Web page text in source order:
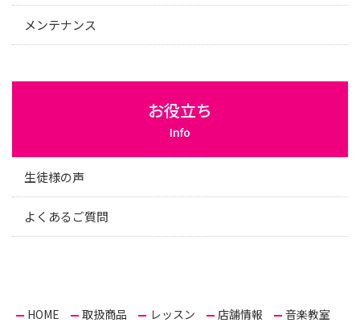
メンテナンス
お役立ち
Info
生徒様の声
よくあるご質問
HOME 取扱商品 レッスン 店舗情報
音楽教室